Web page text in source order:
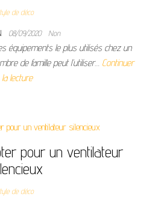
de déco
08/09/2020 Non
équipements le plus utilisés chez un
de famille peut l’utiliser… Continuer
la lecture
pour un ventilateur
de déco